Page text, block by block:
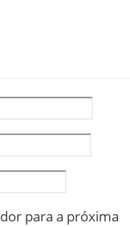
para a próxima